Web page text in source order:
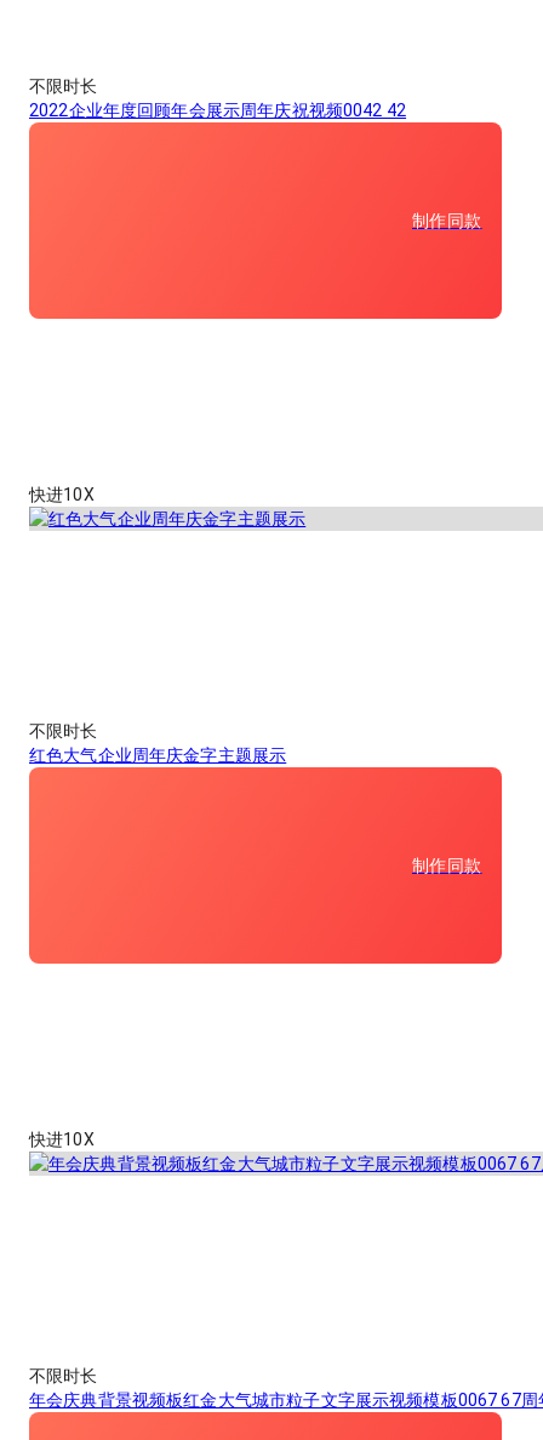
不限时长
2022企业年度回顾年会展示周年庆祝视频0042 42
制作同款
快进10X
不限时长
红色大气企业周年庆金字主题展示
制作同款
快进10X
不限时长
年会庆典背景视频板红金大气城市粒子文字展示视频模板0067 67周